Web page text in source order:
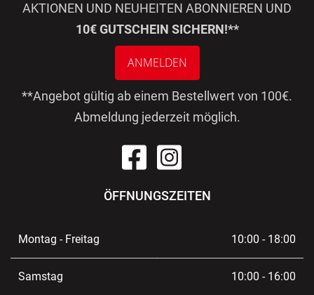
AKTIONEN UND NEUHEITEN ABONNIEREN UND
10€ GUTSCHEIN SICHERN!**
ANMELDEN
**Angebot gültig ab einem Bestellwert von 100€.
Abmeldung jederzeit möglich.
ÖFFNUNGSZEITEN
Montag - Freitag 10:00 - 18:00
Samstag 10:00 - 16:00